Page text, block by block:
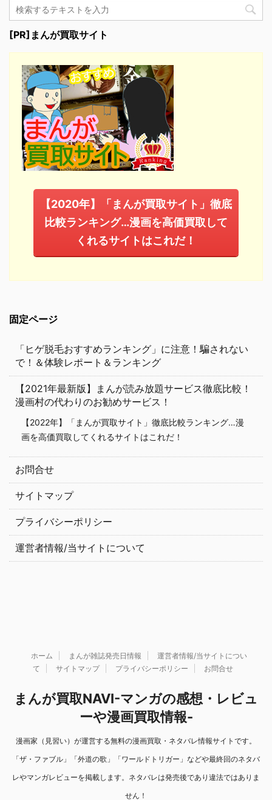
[PR]まんが買取サイト
【2020年】「まんが買取サイト」徹底
比較ランキング…漫画を高価買取して
くれるサイトはこれだ！
固定ページ
「ヒゲ脱毛おすすめランキング」に注意！騙されない
で！＆体験レポート＆ランキング
【2021年最新版】まんが読み放題サービス徹底比較！
漫画村の代わりのお勧めサービス！
【2022年】「まんが買取サイト」徹底比較ランキング…漫
画を高価買取してくれるサイトはこれだ！
お問合せ
サイトマップ
プライバシーポリシー
運営者情報/当サイトについて
ホーム まんが雑誌発売日情報
運営者情報/当サイトについ
て
サイトマップ プライバシーポリシー お問合せ
まんが買取NAVI-マンガの感想・レビュ
ーや漫画買取情報-
漫画家（見習い）が運営する無料の漫画買取・ネタバレ情報サイトです。
「ザ・ファブル」「外道の歌」「ワールドトリガー」などや最終回のネタバ
レやマンガレビューを掲載します。ネタバレは発売後であり違法ではありま
せん！